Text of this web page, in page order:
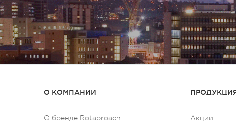
О КОМПАНИИ
О бренде Rotabroach Акции